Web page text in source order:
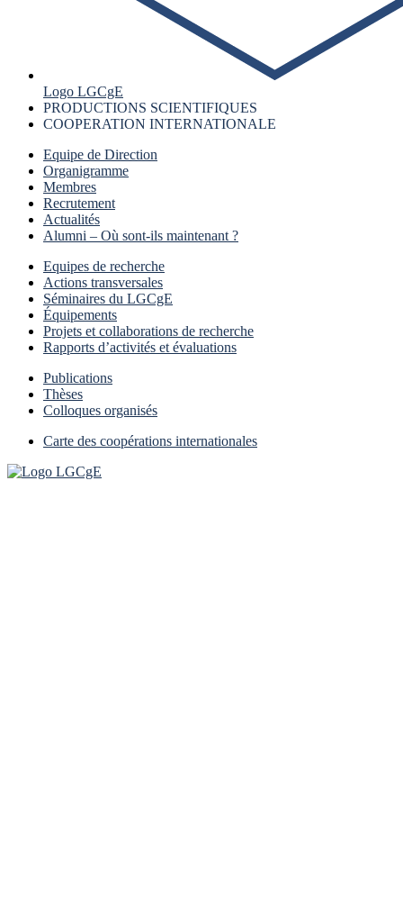
Logo LGCgE
PRODUCTIONS SCIENTIFIQUES
COOPERATION INTERNATIONALE
Equipe de Direction
Organigramme
Membres
Recrutement
Actualités
Alumni – Où sont-ils maintenant ?
Equipes de recherche
Actions transversales
Séminaires du LGCgE
Équipements
Projets et collaborations de recherche
Rapports d’activités et évaluations
Publications
Thèses
Colloques organisés
Carte des coopérations internationales